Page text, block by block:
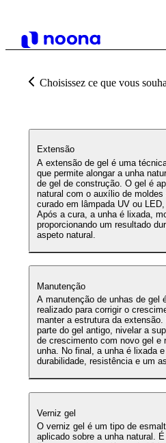
Choisissez ce que vous
Extensão
A extensão de gel é uma
que permite alongar a unha
de gel de construção. O gel é
natural com o auxílio de
curado em lâmpada UV ou
Após a cura, a unha é lixada,
proporcionando um resultado
aspeto natural.
Manutenção
A manutenção de unhas de gel
realizado para corrigir o
manter a estrutura da
parte do gel antigo, nivelar a
de crescimento com novo gel e
unha. No final, a unha é lixada
durabilidade, resistência e um
Verniz gel
O verniz gel é um tipo de
aplicado sobre a unha natural.